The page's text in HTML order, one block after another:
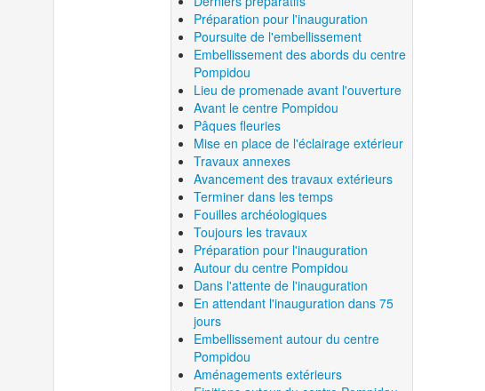
Préparation pour l'inauguration
Poursuite de l'embellissement
Embellissement des abords du centre
Pompidou
Lieu de promenade avant l'ouverture
Avant le centre Pompidou
Pâques fleuries
Mise en place de l'éclairage extérieur
Travaux annexes
Avancement des travaux extérieurs
Terminer dans les temps
Fouilles archéologiques
Toujours les travaux
Préparation pour l'inauguration
Autour du centre Pompidou
Dans l'attente de l'inauguration
En attendant l'inauguration dans 75
jours
Embellissement autour du centre
Pompidou
Aménagements extérieurs